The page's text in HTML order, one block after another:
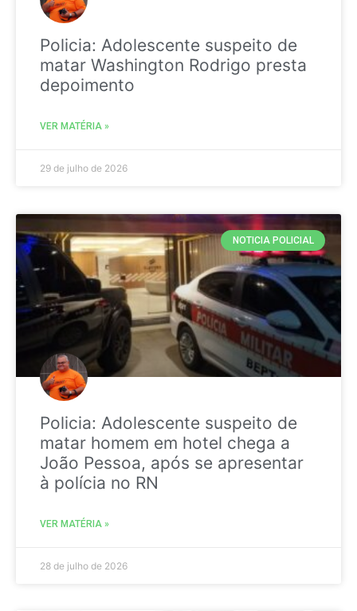
Policia: Adolescente suspeito de
matar Washington Rodrigo presta
depoimento
VER MATÉRIA »
29 de julho de 2026
NOTICIA POLICIAL
Policia: Adolescente suspeito de
matar homem em hotel chega a
João Pessoa, após se apresentar
à polícia no RN
VER MATÉRIA »
28 de julho de 2026